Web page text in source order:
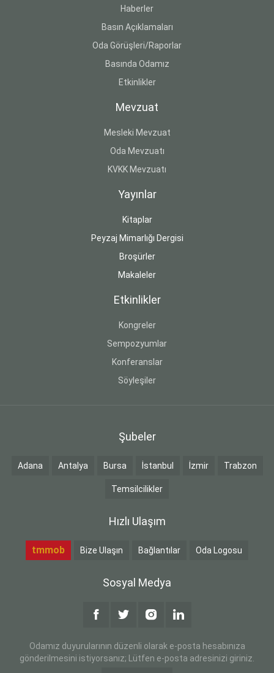
Haberler
Basın Açıklamaları
Oda Görüşleri/Raporlar
Basında Odamız
Etkinlikler
Mevzuat
Mesleki Mevzuat
Oda Mevzuatı
KVKK Mevzuatı
Yayınlar
Kitaplar
Peyzaj Mimarlığı Dergisi
Broşürler
Makaleler
Etkinlikler
Kongreler
Sempozyumlar
Konferanslar
Söyleşiler
Şubeler
Adana Antalya Bursa İstanbul İzmir Trabzon
Temsilcilikler
Hızlı Ulaşım
tmmob Bize Ulaşın Bağlantılar Oda Logosu
Sosyal Medya
Odamız duyurularının düzenli olarak e-posta hesabınıza
gönderilmesini istiyorsanız; Lütfen e-posta adresinizi giriniz.